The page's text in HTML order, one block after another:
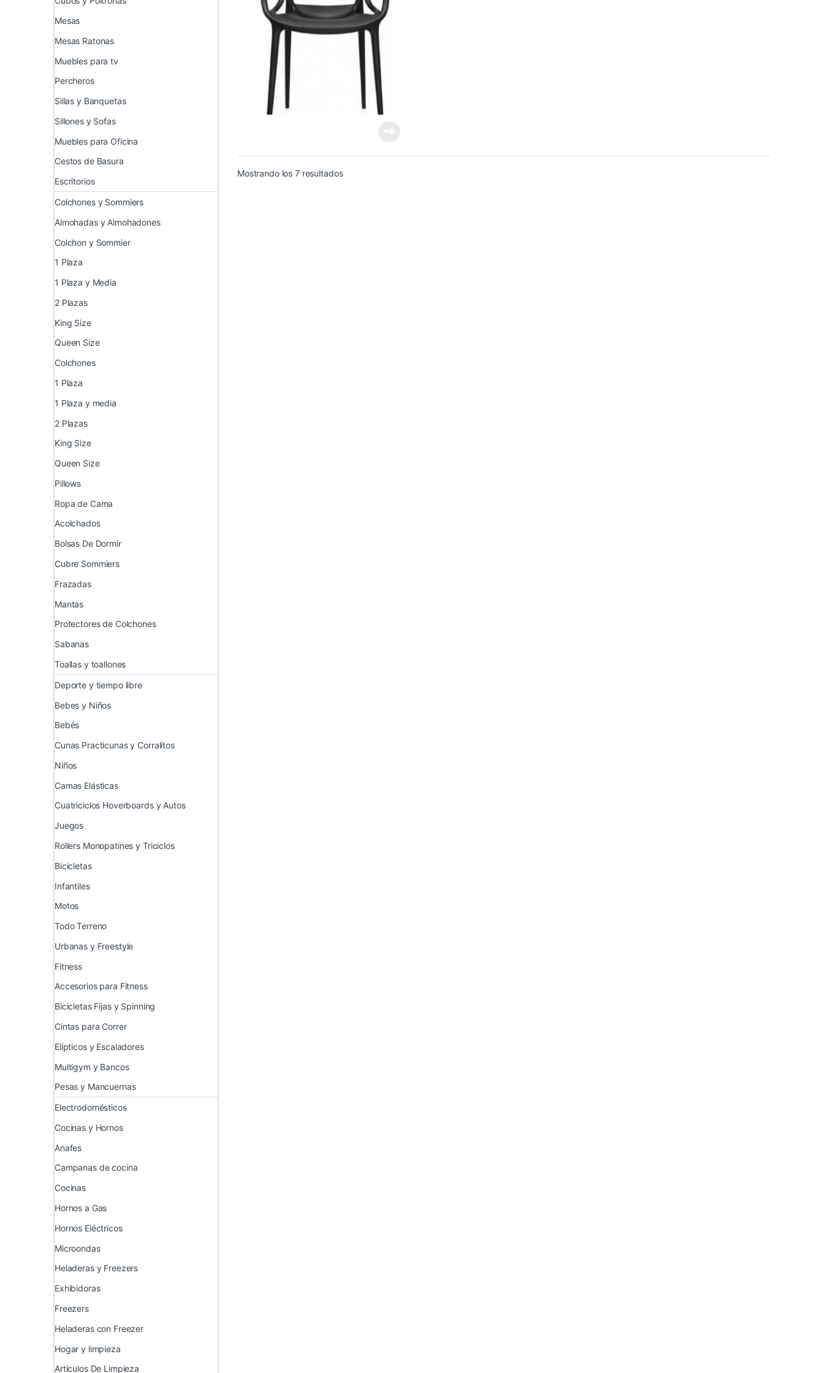
Mostrando los 7 resultadosOrdenado por precio: bajo a alto
Mesas
Mesas Ratonas
Muebles para tv
Percheros
Sillas y Banquetas
Sillones y Sofas
Muebles para Oficina
Cestos de Basura
Escritorios
Colchones y Sommiers
Almohadas y Almohadones
Colchon y Sommier
1 Plaza
1 Plaza y Media
2 Plazas
King Size
Queen Size
Colchones
1 Plaza
1 Plaza y media
2 Plazas
King Size
Queen Size
Pillows
Ropa de Cama
Acolchados
Bolsas De Dormir
Cubre Sommiers
Frazadas
Mantas
Protectores de Colchones
Sabanas
Toallas y toallones
Deporte y tiempo libre
Bebes y Niños
Bebés
Cunas Practicunas y Corralitos
Niños
Camas Elásticas
Cuatriciclos Hoverboards y Autos
Juegos
Rollers Monopatines y Triciclos
Bicicletas
Infantiles
Motos
Todo Terreno
Urbanas y Freestyle
Fitness
Accesorios para Fitness
Bicicletas Fijas y Spinning
Cintas para Correr
Elípticos y Escaladores
Multigym y Bancos
Pesas y Mancuernas
Electrodomésticos
Cocinas y Hornos
Anafes
Campanas de cocina
Cocinas
Hornos a Gas
Hornos Eléctricos
Microondas
Heladeras y Freezers
Exhibidoras
Freezers
Heladeras con Freezer
Hogar y limpieza
Artículos De Limpieza